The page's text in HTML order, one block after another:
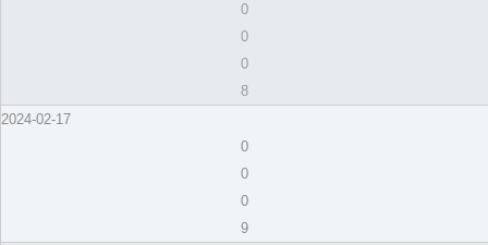
0
0
0
8
2024-02-17
0
0
0
9